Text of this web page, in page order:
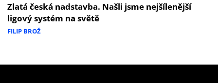
Zlatá česká nadstavba. Našli jsme nejšílenější
ligový systém na světě
FILIP BROŽ